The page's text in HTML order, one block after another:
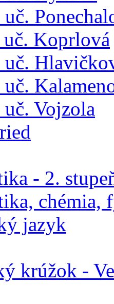
Koprlová
Vojzola
- 2.
chémia,
jazyk
krúžok -